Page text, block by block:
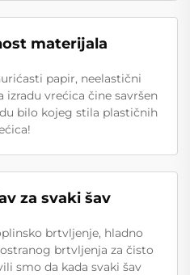
materijala
papir, neelastični
vrećica čine savršen
bilo kojeg stila plastičnih
za svaki šav
brtvljenje, hladno
brtvljenja za čisto
smo da kada svaki šav